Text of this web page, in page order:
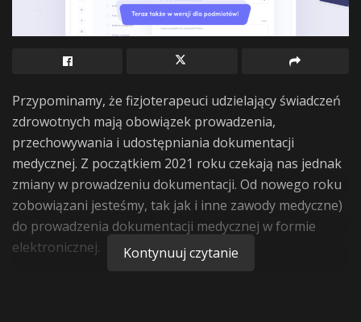
Przypominamy, że fizjoterapeuci udzielający świadczeń
zdrowotnych mają obowiązek prowadzenia,
przechowywania i udostępniania dokumentacji
medycznej. Z początkiem 2021 roku czekają nas jednak
zmiany w prowadzeniu dokumentacji. Od nowego roku
zobowiązani jesteśmy, tak jak i inne zawody medyczne)
do prowadzenia dokumentacji medycznej w formie
elektronicznej.
Kontynuuj czytanie